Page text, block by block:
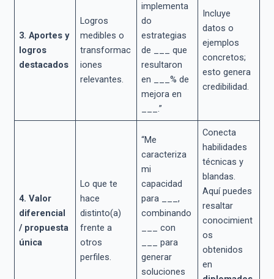
3. Aportes y
logros
destacados
Logros
medibles o
transformac
iones
relevantes.
implementa
do
estrategias
de ___ que
resultaron
en ___% de
mejora en
___.”
Incluye
datos o
ejemplos
concretos;
esto genera
credibilidad.
4. Valor
diferencial
/ propuesta
única
Lo que te
hace
distinto(a)
frente a
otros
perfiles.
“Me
caracteriza
mi
capacidad
para ___,
combinando
___ con
___ para
generar
soluciones
Conecta
habilidades
técnicas y
blandas.
Aquí puedes
resaltar
conocimient
os
obtenidos
en